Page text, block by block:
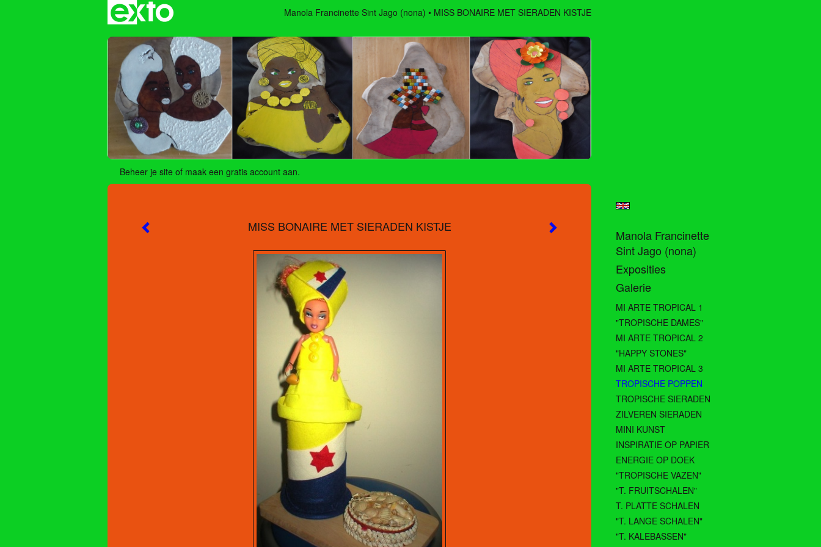
Manola Francinette Sint Jago (nona) MISS BONAIRE MET SIERADEN KISTJE
Beheer je site of maak een gratis account aan.
MISS BONAIRE MET SIERADEN KISTJE
Manola Francinette
Sint Jago (nona)
Exposities
Galerie
MI ARTE TROPICAL 1
"TROPISCHE DAMES"
MI ARTE TROPICAL 2
"HAPPY STONES"
MI ARTE TROPICAL 3
TROPISCHE POPPEN
TROPISCHE SIERADEN
ZILVEREN SIERADEN
MINI KUNST
INSPIRATIE OP PAPIER
ENERGIE OP DOEK
"TROPISCHE VAZEN"
"T. FRUITSCHALEN"
T. PLATTE SCHALEN
"T. LANGE SCHALEN"
"T. KALEBASSEN"